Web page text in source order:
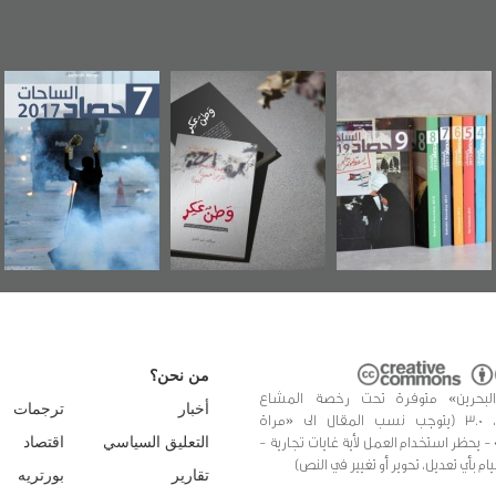
«وطن عكر» رواية
جديدة لمعتقل
عسكري تصدر عن
«مرآة البحرين»
حصاد 2017
عاشوراء
ويكيليكس
الأمريكية
متوفرة تحت رخصة المشاع
الإبداعي، 3.0 (يتوجب نسب المقال الى «مراة
- يحظر استخدام العمل لأية غايات تجارية -
بأي تعديل، تحوير أو تغيير في النص)
من نحن؟
أخبار
التعليق السياسي
تقارير
ترجمات
اقتصاد
بورتريه